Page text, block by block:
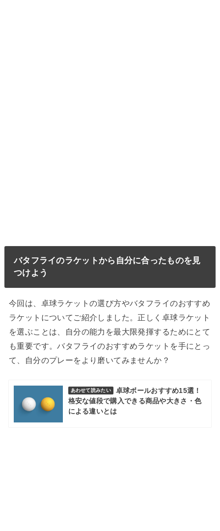
バタフライのラケットから自分に合ったものを見
つけよう
今回は、卓球ラケットの選び方やバタフライのおすすめ
ラケットについてご紹介しました。正しく卓球ラケット
を選ぶことは、自分の能力を最大限発揮するためにとて
も重要です。バタフライのおすすめラケットを手にとっ
て、自分のプレーをより磨いてみませんか？
あわせて読みたい
卓球ボールおすすめ15選！
格安な値段で購入できる商品や大きさ・色
による違いとは